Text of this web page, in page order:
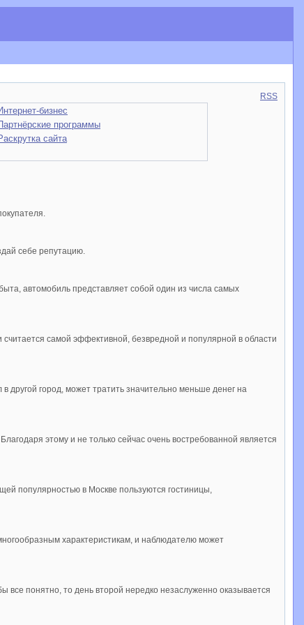
RSS
бизнес
программы
сайта
себе репутацию.
автомобиль представляет собой один из числа самых
самой эффективной, безвредной и популярной в области
другой город, может тратить значительно меньше денег на
этому и не только сейчас очень востребованной является
популярностью в Москве пользуются гостиницы,
характеристикам, и наблюдателю может
понятно, то день второй нередко незаслуженно оказывается